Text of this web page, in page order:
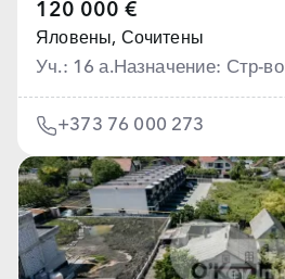
120 000 €
Яловены, Сочитены
Уч.: 16 а.Назначение: Стр-во
+373 76 000 273